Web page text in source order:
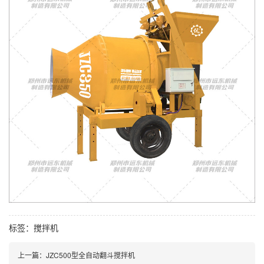
标签： 搅拌机
上一篇：JZC500型全自动翻斗搅拌机